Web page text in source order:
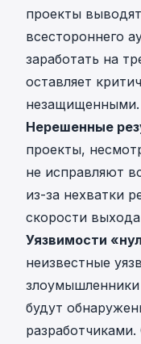
проекты
всестороннего
заработать на
оставляет
незащищенными.
Нерешенные
проекты,
не исправляют
из-за нехватки
скорости
Уязвимости
неизвестные
будут